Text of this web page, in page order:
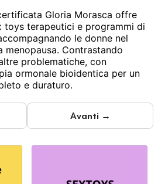
Gloria Morasca offre
toys terapeutici e programmi di
le donne nel
Contrastando
problematiche, con
ormonale bioidentica per un
e duraturo.
Avanti →